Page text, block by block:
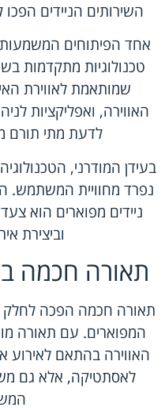
השירותים הניידים הפכו
אחד הפיתוחים
טכנולוגיות מתקדמות
שמותאמת לאווירת
האווירה, ואפליקציות
לדעת מתי תורם
בעידן המודרני,
נפרד מחוויית המשתמש.
ניידים מפוארים הוא
וביצירת
תאורה חכמה
תאורה חכמה הפכה לחלק
המפוארים. עם תאורה
האווירה בהתאם לאירוע
לאסתטיקה, אלא גם